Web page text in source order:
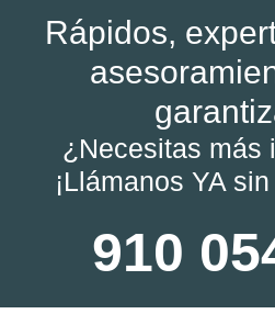
Rápidos,
¿Necesitas más
¡Llámanos YA
910